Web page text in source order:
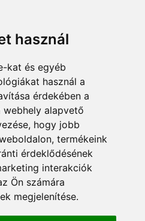
használ
kat és egyéb
használ a
érdekében a
webhely alapvető
, hogy jobb
, termékeink
érdeklődésének
interakciók
Ön számára
megjelenítése.